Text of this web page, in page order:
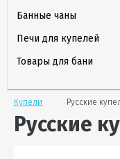
Банные чаны
Печи для купелей
Товары для бани
Купели Русские
Русские